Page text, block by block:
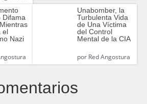
Difama
el
Nazi
Unabomber, la
Turbulenta Vida
de Una Víctima
del Control
Mental de la CIA
porRed Angostura